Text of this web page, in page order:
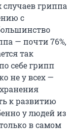
гриппа
с
— почти 76%,
так
себе грипп
не у всех —
к развитию
у людей из
в самом